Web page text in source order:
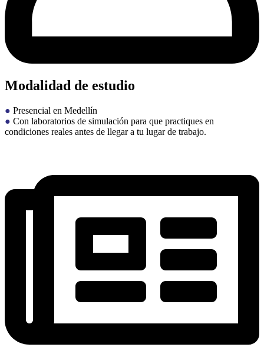
Modalidad de estudio
● Presencial en Medellín
● Con laboratorios de simulación para que practiques en
condiciones reales antes de llegar a tu lugar de trabajo.